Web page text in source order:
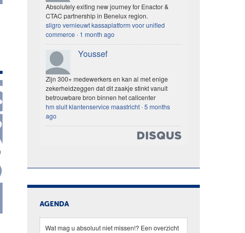
Absolutely exiting new journey for Enactor &
CTAC partnership in Benelux region.
sligro vernieuwt kassaplatform voor unified
commerce · 1 month ago
Youssef
Zijn 300+ medewerkers en kan al met enige
zekerheidzeggen dat dit zaakje stinkt vanuit
betrouwbare bron binnen het callcenter
hm sluit klantenservice maastricht ·5 months
ago
AGENDA
Wat mag u absoluut niet missen!? Een overzicht